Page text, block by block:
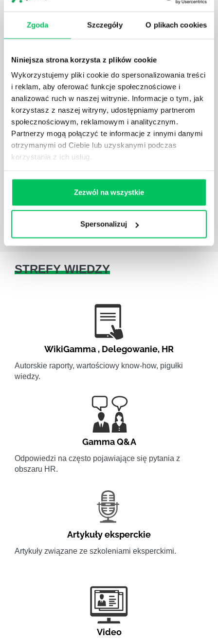
Zgoda Szczegóły O plikach cookies
Niniejsza strona korzysta z plików cookie
Wykorzystujemy pliki cookie do spersonalizowania treści
i reklam, aby oferować funkcje społecznościowe i
analizować ruch w naszej witrynie. Informacje o tym, jak
korzystasz z naszej witryny, udostępniamy partnerom
społecznościowym, reklamowym i analitycznym.
Partnerzy mogą połączyć te informacje z innymi danymi
otrzymanymi od Ciebie lub uzyskanymi podczas
korzystania z ich usług.
Zezwól na wszystkie
Spersonalizuj
które mają za zadanie poprawić poszczególne
będą zobowiązane przestrzegać zasad, których
wprowadzenie dąży do ujednolicenia jakości
CZYM ZAJMUJE SIĘ AUDYTOR WEWNĘTRZNY
LABORATORIUM?
W każdym miejscu pracy osoby zatrudnione na
poszczególne stanowiska muszą wykonywać
zgodnie z zaleceniami powierzone sobie zadania.
wykonywanej pracy, ale również bezpieczeństwa.
STREFY WIEDZY
WikiGamma , Delegowanie, HR
Autorskie raporty, wartościowy know-how, pigułki
wiedzy.
Gamma Q&A
Odpowiedzi na często pojawiające się pytania z
obszaru HR.
Artykuły eksperckie
Artykuły związane ze szkoleniami eksperckimi.
Video